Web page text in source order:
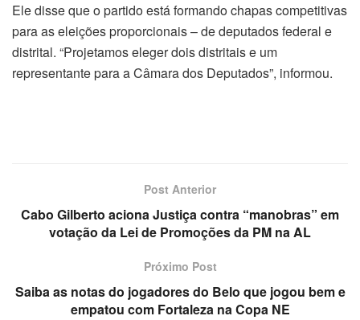
Ele disse que o partido está formando chapas competitivas
para as eleições proporcionais – de deputados federal e
distrital. “Projetamos eleger dois distritais e um
representante para a Câmara dos Deputados”, informou.
Post Anterior
Cabo Gilberto aciona Justiça contra “manobras” em
votação da Lei de Promoções da PM na AL
Próximo Post
Saiba as notas do jogadores do Belo que jogou bem e
empatou com Fortaleza na Copa NE